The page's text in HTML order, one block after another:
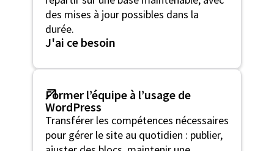
des mises à jour possibles dans la
durée.
J'ai ce besoin
Former l’équipe à l’usage de
WordPress
Transférer les compétences nécessaires
pour gérer le site au quotidien : publier,